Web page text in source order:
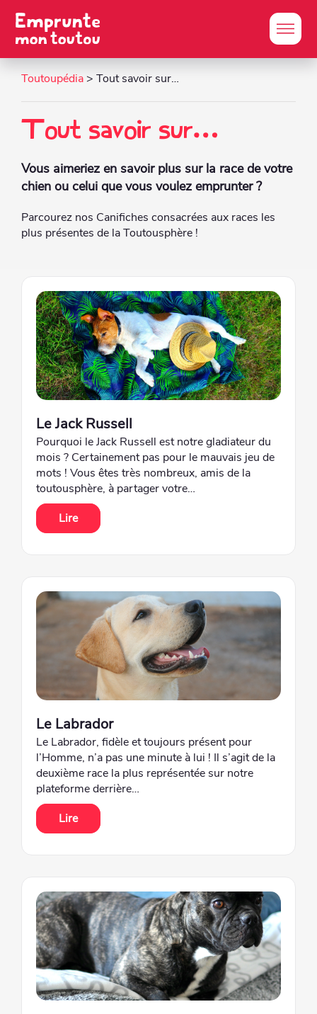
Toutoupédia > Tout savoir sur…
Tout savoir sur…
Vous aimeriez en savoir plus sur la race de votre
chien ou celui que vous voulez emprunter ?
Parcourez nos Canifiches consacrées aux races les
plus présentes de la Toutousphère !
Le Jack Russell
Pourquoi le Jack Russell est notre gladiateur du
mois ? Certainement pas pour le mauvais jeu de
mots ! Vous êtes très nombreux, amis de la
toutousphère, à partager votre…
Lire
Le Labrador
Le Labrador, fidèle et toujours présent pour
l’Homme, n’a pas une minute à lui ! Il s’agit de la
deuxième race la plus représentée sur notre
plateforme derrière…
Lire